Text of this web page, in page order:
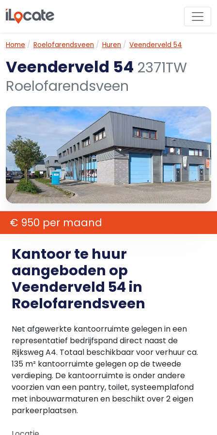
Home Roelofarendsveen Huren Veenderveld 54
Veenderveld 54 2371TW
Roelofarendsveen
€ 950 per maand
Kantoor te huur
aangeboden op
Veenderveld 54 in
Roelofarendsveen
Net afgewerkte kantoorruimte gelegen in een
representatief bedrijfspand direct naast de
Rijksweg A4. Totaal beschikbaar voor verhuur ca.
135 m² kantoorruimte gelegen op de tweede
verdieping. De kantoorruimte is onder andere
voorzien van een pantry, toilet, systeemplafond
met inbouwarmaturen en beschikt over 2 eigen
parkeerplaatsen.